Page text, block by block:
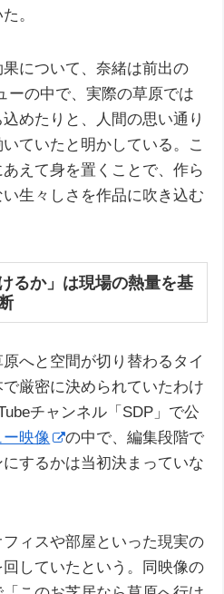
。
について、奈緒は前出の
ーの中で、実際の草原では
めたりと、人間の思い通り
ていたと明かしている。こ
えて身を置くことで、作ら
生々しさを作品に吹き込む
るか」は現場の熱量を基
へと空間が切り替わるタイ
厳密に決められていたわけ
チャンネル「SDP」で公
映像
の中で、編集段階で
するかは当初決まっていな
ィスや部屋といった現実の
していたという。同映像の